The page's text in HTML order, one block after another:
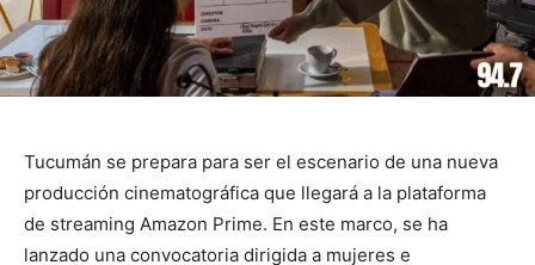
Tucumán se prepara para ser el escenario de una nueva
producción cinematográfica que llegará a la plataforma
de streaming Amazon Prime. En este marco, se ha
lanzado una convocatoria dirigida a mujeres e